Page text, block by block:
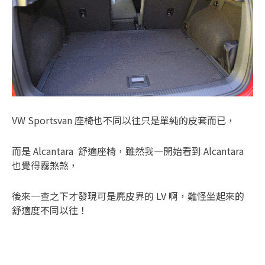
VW Sportsvan 座椅也不同以往只是單純的皮套而已，
而是 Alcantara 舒適座椅，雖然我一開始看到 Alcantara
也覺得霧煞煞，
後來一查之下才發現可是麂皮界的 LV 啊，難怪坐起來的
舒適度不同以往！